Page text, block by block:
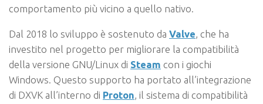
comportamento più vicino a quello nativo.
Dal 2018 lo sviluppo è sostenuto da Valve, che ha
investito nel progetto per migliorare la compatibilità
della versione GNU/Linux di Steam con i giochi
Windows. Questo supporto ha portato all’integrazione
di DXVK all’interno di Proton, il sistema di compatibilità